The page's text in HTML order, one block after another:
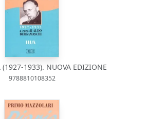
1933). NUOVA EDIZIONE
9788810108352